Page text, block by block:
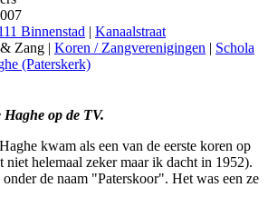
Binnenstad | Kanaalstraat
Zang | Koren / Zangverenigingen | Schola
(Paterskerk)
op de TV.
kwam als een van de eerste koren op
niet helemaal zeker maar ik dacht in 1952).
de naam "Paterskoor". Het was een ze